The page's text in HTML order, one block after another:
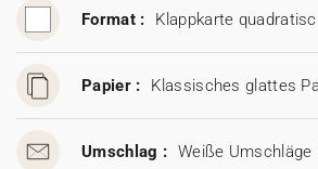
Format :
Papier :
Umschlag : Weiße Umschläge